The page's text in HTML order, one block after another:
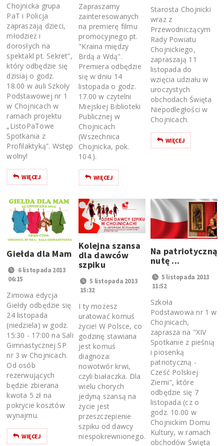
Chojnicka grupa
PaT i Policja
zapraszają dzieci,
młodzież i
dorosłych na
spektakl pt. Sekret”,
który odbędzie się
dzisiaj o godz.
18.00 w auli Szkoły
Podstawowej nr 1
w Chojnicach w
ramach projektu
„ListoPaTowe
Spotkania z
Profilaktyką”. Wstęp
wolny!
WIĘCEJ
Zapraszamy
zainteresowanych
na premierę filmu
promocyjnego pt.
"Kraina między
Brdą a Wdą".
Premiera odbędzie
się w dniu 14
listopada o godz.
17.00 w czytelni
Miejskiej Biblioteki
Publicznej w
Chojnicach
(Wszechnica
Chojnicka, pok.
104.).
WIĘCEJ
Starosta Chojnicki
wraz z
Przewodniczącym
Rady Powiatu
Chojnickiego,
zapraszają 11
listopada do
wzięcia udziału w
uroczystych
obchodach Święta
Niepodległości w
Chojnicach.
WIĘCEJ
Giełda dla Mam
6 listopada 2013
06:15
Zimowa edycja
Giełdy odbędzie się
24 listopada
(niedziela) w godz.
15:30 - 17:00 na Sali
Gimnastycznej SP
nr 3 w Chojnicach.
Od osób
rezerwujących
będzie zbierana
kwota 5 zł na
pokrycie kosztów
wynajmu.
WIĘCEJ
Kolejna szansa
dla dawców
szpiku
5 listopada 2013
15:32
I ty możesz
uratować komuś
życie! W Polsce, co
godzinę stawiana
jest komuś
diagnoza:
nowotwór krwi,
czyli białaczka. Dla
wielu chorych
jedyną szansą na
życie jest
przeszczepienie
szpiku od dawcy
niespokrewnionego.
Na patriotyczną
nutę ...
5 listopada 2013
11:52
Szkoła
Podstawowa nr 1 w
Chojnicach,
zaprasza na "XIV
Spotkanie z pieśnią
i piosenką
patriotyczną -
Cześć Polskiej
Ziemi", które
odbędzie się 7
listopada (cz o
godz. 10.00 w
Chojnickim Domu
Kultury, w ramach
obchodów Święta